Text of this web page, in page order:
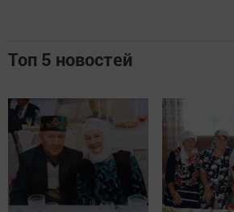
Топ 5 новостей